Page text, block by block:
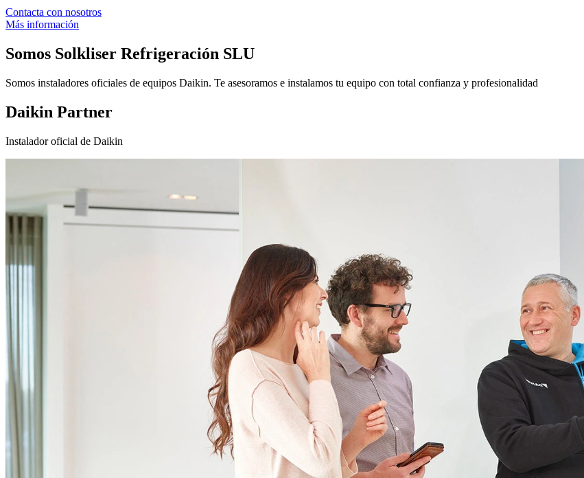
Contacta con nosotros
Más información
Somos Solkliser Refrigeración SLU
Somos instaladores oficiales de equipos Daikin. Te asesoramos e instalamos tu equipo con total confianza y profesionalidad
Daikin Partner
Instalador oficial de Daikin